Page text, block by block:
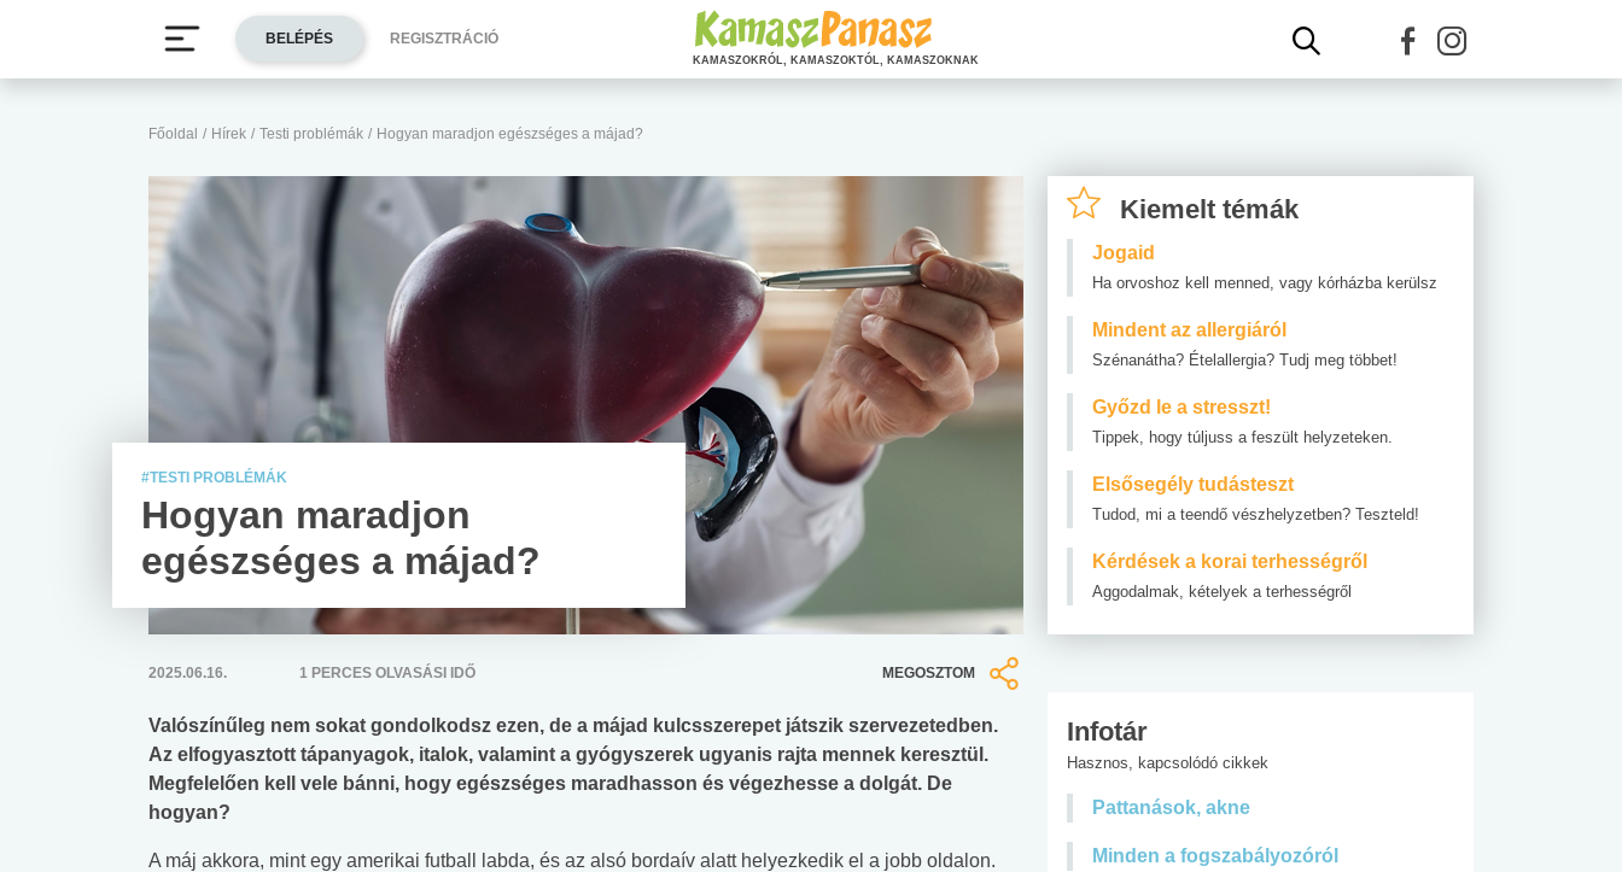
Főoldal / Hírek / Testi problémák / Hogyan maradjon egészséges a májad?
#TESTI PROBLÉMÁK
Hogyan maradjon
egészséges a májad?
2025.06.16. 1 PERCES OLVASÁSI IDŐ MEGOSZTOM
Valószínűleg nem sokat gondolkodsz ezen, de a májad kulcsszerepet játszik szervezetedben.
Az elfogyasztott tápanyagok, italok, valamint a gyógyszerek ugyanis rajta mennek keresztül.
Megfelelően kell vele bánni, hogy egészséges maradhasson és végezhesse a dolgát. De
hogyan?
A máj akkora, mint egy amerikai futball labda, és az alsó bordaív alatt helyezkedik el a jobb oldalon.
Kiemelt témák
Jogaid
Ha orvoshoz kell menned, vagy kórházba kerülsz
Mindent az allergiáról
Szénanátha? Ételallergia? Tudj meg többet!
Győzd le a stresszt!
Tippek, hogy túljuss a feszült helyzeteken.
Elsősegély tudásteszt
Tudod, mi a teendő vészhelyzetben? Teszteld!
Kérdések a korai terhességről
Aggodalmak, kételyek a terhességről
Infotár
Hasznos, kapcsolódó cikkek
Pattanások, akne
Minden a fogszabályozóról
BELÉPÉS REGISZTRÁCIÓ
KAMASZOKRÓL, KAMASZOKTÓL, KAMASZOKNAK